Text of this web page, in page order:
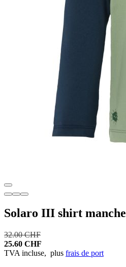
Solaro III shirt
32.00 CHF
25.60 CHF
TVA incluse, plus frais de port